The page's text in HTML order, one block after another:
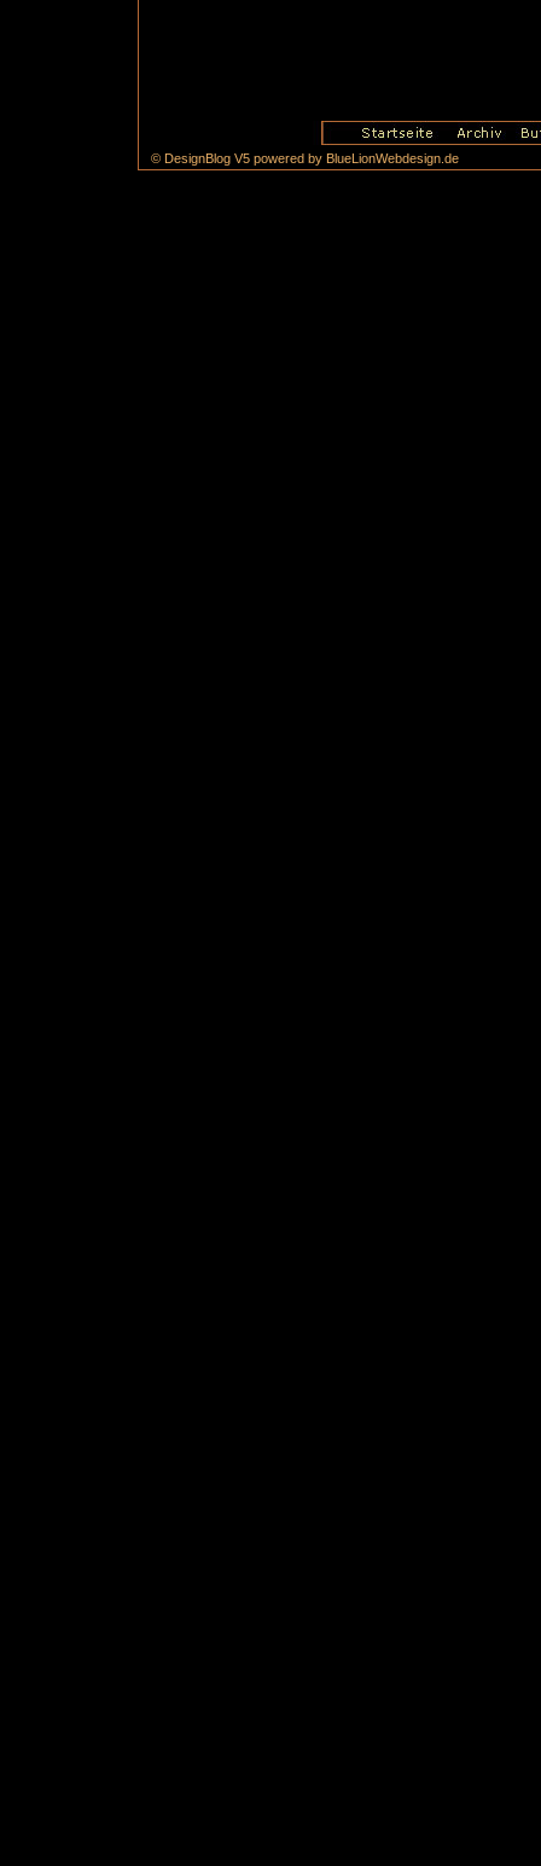
© DesignBlog V5 powered by BlueLionWebdesign.de